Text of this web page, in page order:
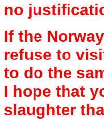
no
If the
refuse to
to do the
I hope that
slaughter